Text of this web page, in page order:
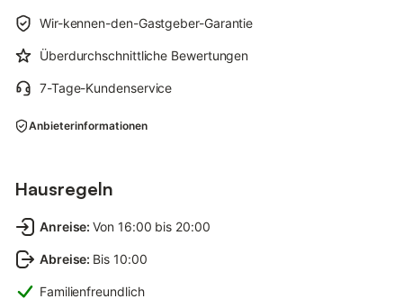
Wir-kennen-den-Gastgeber-Garantie
Überdurchschnittliche Bewertungen
7-Tage-Kundenservice
Anbieterinformationen
Hausregeln
Anreise: Von 16:00 bis 20:00
Abreise: Bis 10:00
Familienfreundlich